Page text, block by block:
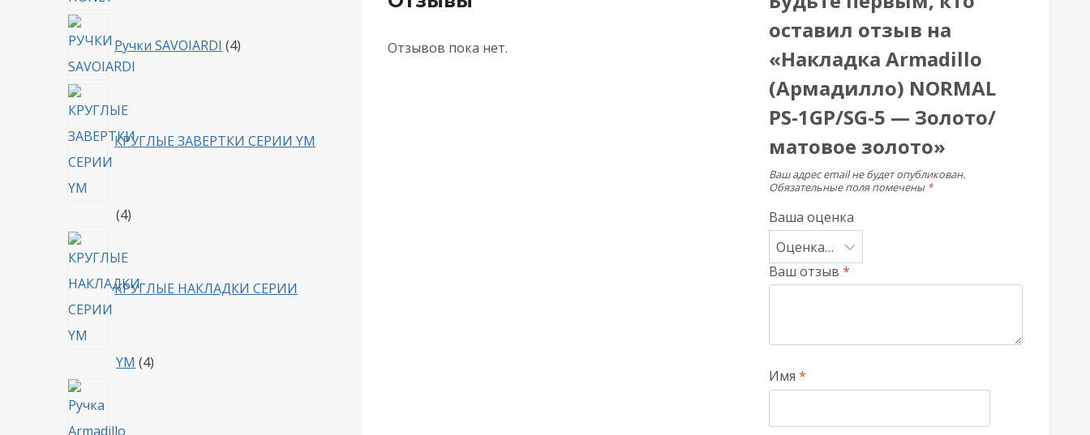
Отзывов пока нет.
оставил отзыв на
«Накладка Armadillo
(Армадилло) NORMAL
PS-1GP/SG-5 — Золото/
матовое золото»
Ваш адрес email не будет опубликован.
Обязательные поля помечены *
Ваша оценка
Ваш отзыв *
Имя *
Ручки SAVOIARDI 4товара
КРУГЛЫЕ ЗАВЕРТКИ СЕРИИ YM
44
КРУГЛЫЕ НАКЛАДКИ СЕРИИ
YM 44